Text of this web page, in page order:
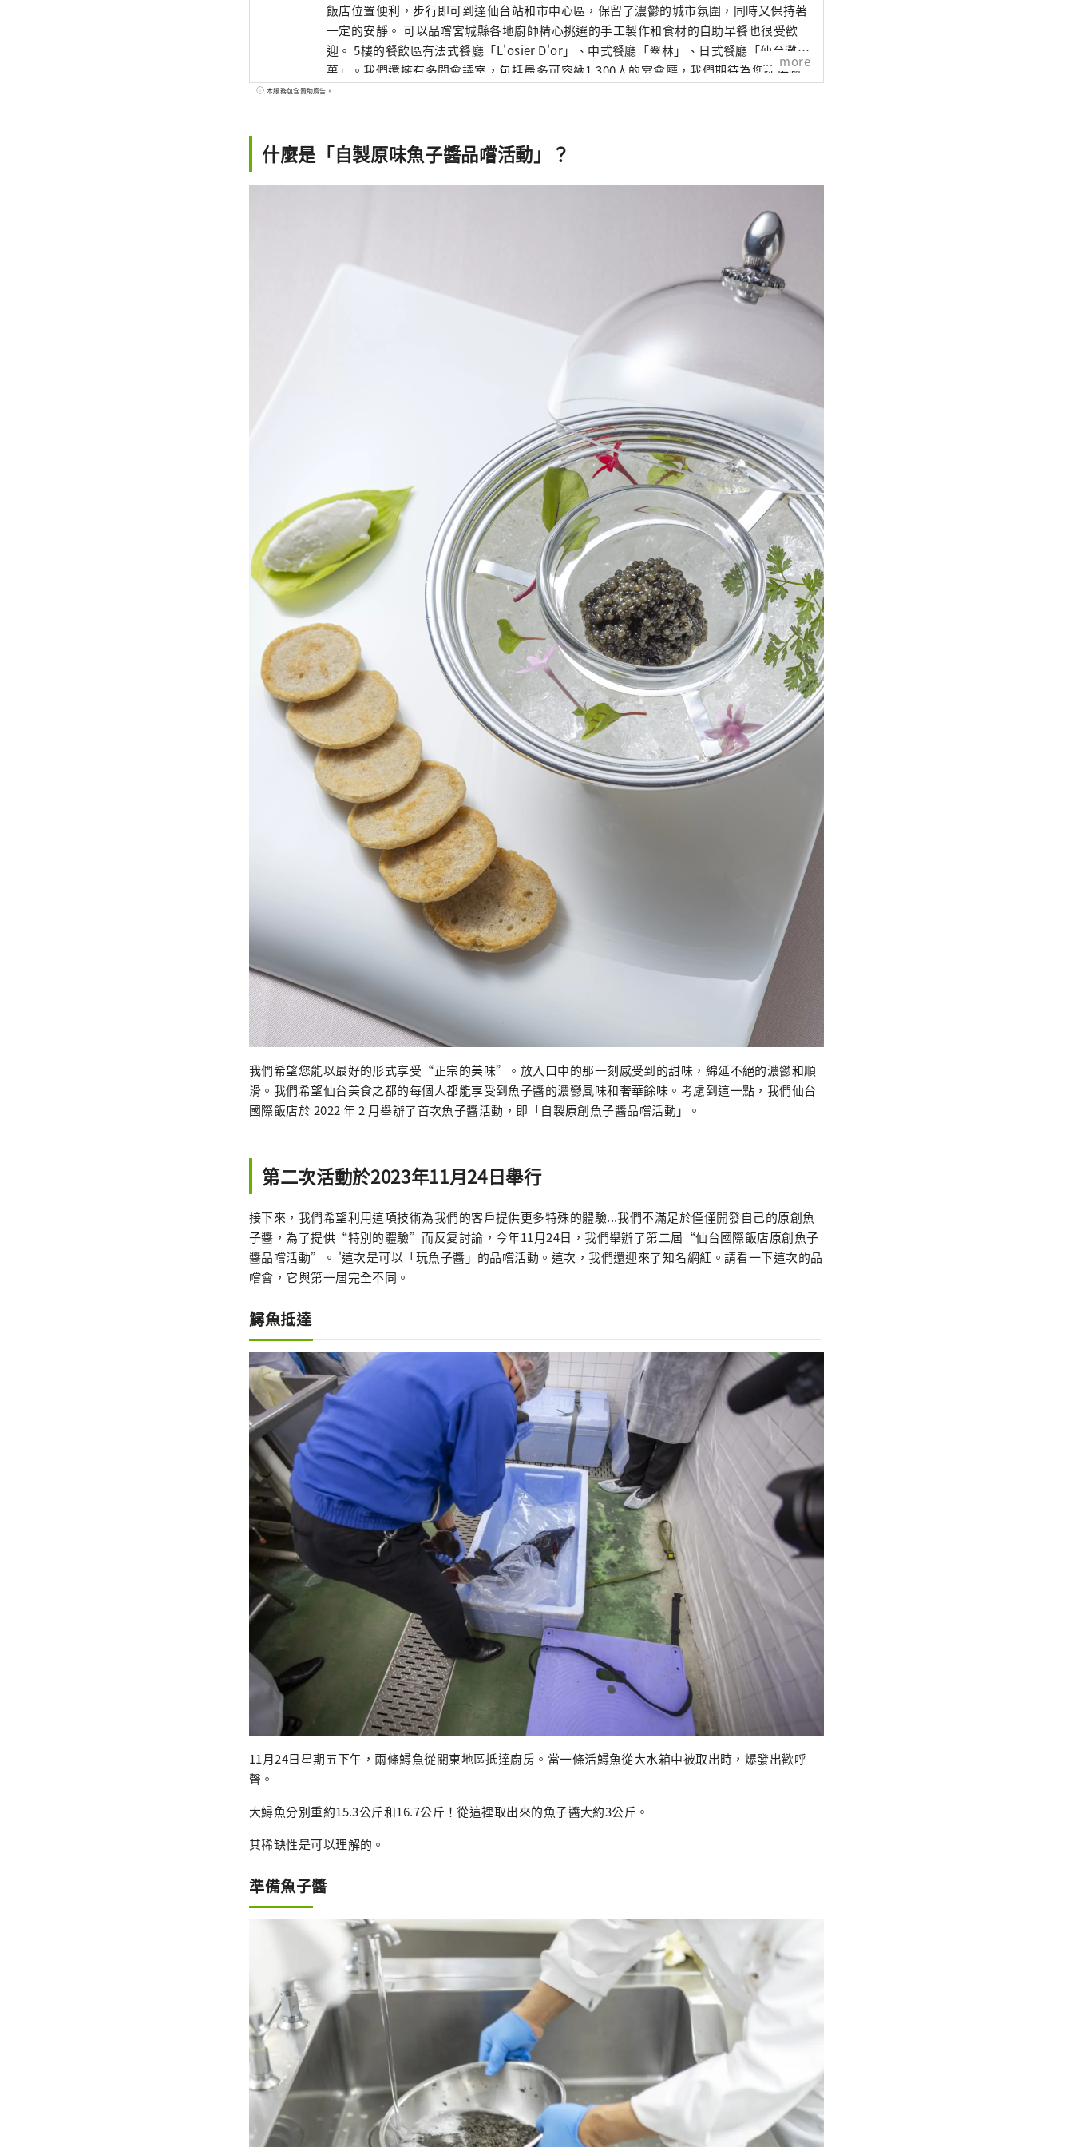
飯店位置便利，步行即可到達仙台站和市中心區，保留了濃鬱的城市氛圍，同時又保持著
一定的安靜。 可以品嚐宮城縣各地廚師精心挑選的手工製作和食材的自助早餐也很受歡
迎。 5樓的餐飲區有法式餐廳「L'osier D'or」、中式餐廳「翠林」、日式餐廳「仙台灘
萬」。我們還擁有多間會議室，包括最多可容納1,300人的宴會廳，我們期待為您提供隨
時可使用的舞台。
more
本服務包含贊助廣告。
什麼是「自製原味魚子醬品嚐活動」？
我們希望您能以最好的形式享受“正宗的美味”。放入口中的那一刻感受到的甜味，綿延不絕的濃鬱和順
滑。我們希望仙台美食之都的每個人都能享受到魚子醬的濃鬱風味和奢華餘味。考慮到這一點，我們仙台
國際飯店於 2022 年 2 月舉辦了首次魚子醬活動，即「自製原創魚子醬品嚐活動」。
第二次活動於2023年11月24日舉行
接下來，我們希望利用這項技術為我們的客戶提供更多特殊的體驗...我們不滿足於僅僅開發自己的原創魚
子醬，為了提供“特別的體驗”而反复討論，今年11月24日，我們舉辦了第二屆“仙台國際飯店原創魚子
醬品嚐活動”。 '這次是可以「玩魚子醬」的品嚐活動。這次，我們還迎來了知名網紅。請看一下這次的品
嚐會，它與第一屆完全不同。
鱘魚抵達
11月24日星期五下午，兩條鱘魚從關東地區抵達廚房。當一條活鱘魚從大水箱中被取出時，爆發出歡呼
聲。
大鱘魚分別重約15​​.3公斤和16.7公斤！從這裡取出來的魚子醬大約3公斤。
其稀缺性是可以理解的。
準備魚子醬